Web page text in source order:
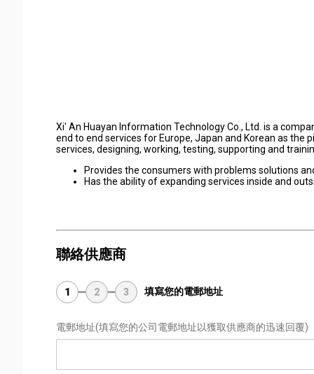
Xi' An Huayan Information Technology Co., Ltd. is a
end to end services for Europe, Japan and Korean as
services, designing, working, testing, supporting and
Provides the consumers with problems solutions
Has the ability of expanding services inside and
聯絡供應商
1 2 3 填寫您的電郵地址
電郵地址(填寫您的公司電郵地址以獲取供應商的迅速回覆)